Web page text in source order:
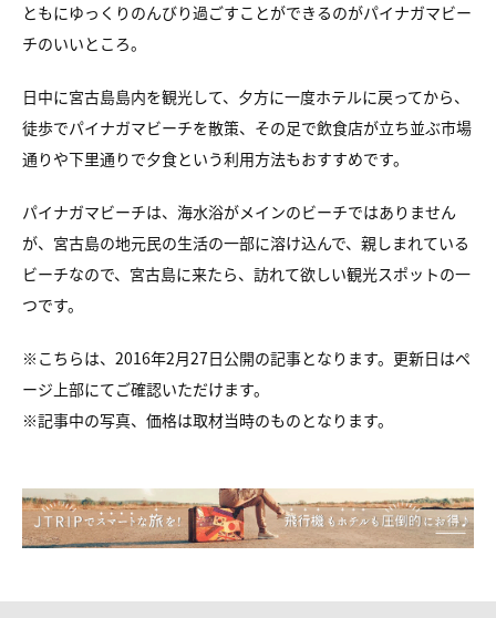
ともにゆっくりのんびり過ごすことができるのがパイナガマビー
チのいいところ。
日中に宮古島島内を観光して、夕方に一度ホテルに戻ってから、
徒歩でパイナガマビーチを散策、その足で飲食店が立ち並ぶ市場
通りや下里通りで夕食という利用方法もおすすめです。
パイナガマビーチは、海水浴がメインのビーチではありません
が、宮古島の地元民の生活の一部に溶け込んで、親しまれている
ビーチなので、宮古島に来たら、訪れて欲しい観光スポットの一
つです。
※こちらは、2016年2月27日公開の記事となります。更新日はペ
ージ上部にてご確認いただけます。
※記事中の写真、価格は取材当時のものとなります。